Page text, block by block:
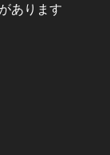
あります